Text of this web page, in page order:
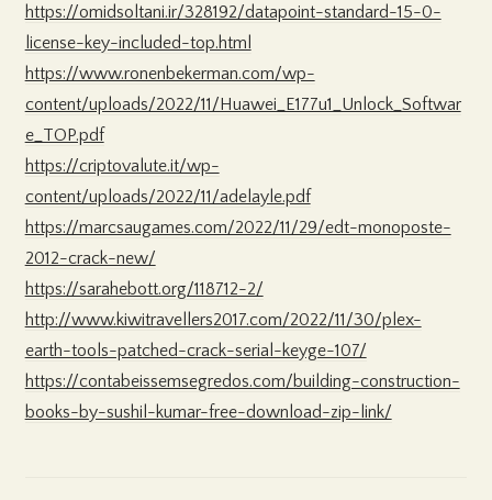
https://omidsoltani.ir/328192/datapoint-standard-15-0-
license-key-included-top.html
https://www.ronenbekerman.com/wp-
content/uploads/2022/11/Huawei_E177u1_Unlock_Softwar
e_TOP.pdf
https://criptovalute.it/wp-
content/uploads/2022/11/adelayle.pdf
https://marcsaugames.com/2022/11/29/edt-monoposte-
2012-crack-new/
https://sarahebott.org/118712-2/
http://www.kiwitravellers2017.com/2022/11/30/plex-
earth-tools-patched-crack-serial-keyge-107/
https://contabeissemsegredos.com/building-construction-
books-by-sushil-kumar-free-download-zip-link/